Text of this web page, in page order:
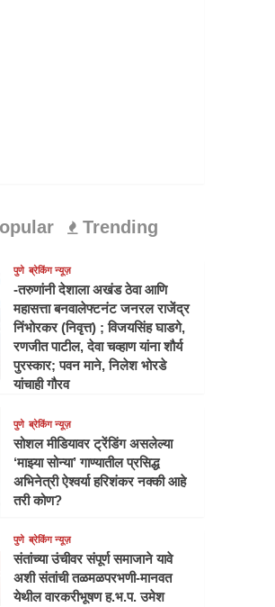
Trending
पुणे ब्रेकिंग न्यूज़
-तरुणांनी देशाला अखंड ठेवा आणि
महासत्ता बनवालेफ्टनंट जनरल राजेंद्र
निंभोरकर (निवृत्त) ; विजयसिंह घाडगे,
रणजीत पाटील, देवा चव्हाण यांना शौर्य
पुरस्कार; पवन माने, निलेश भोरडे
यांचाही गौरव
पुणे ब्रेकिंग न्यूज़
सोशल मीडियावर ट्रेंडिंग असलेल्या
‘माझ्या सोन्या’ गाण्यातील प्रसिद्ध
अभिनेत्री ऐश्वर्या हरिशंकर नक्की आहे
तरी कोण?
पुणे ब्रेकिंग न्यूज़
संतांच्या उंचीवर संपूर्ण समाजाने यावे
अशी संतांची तळमळपरभणी-मानवत
येथील वारकरीभूषण ह.भ.प. उमेश